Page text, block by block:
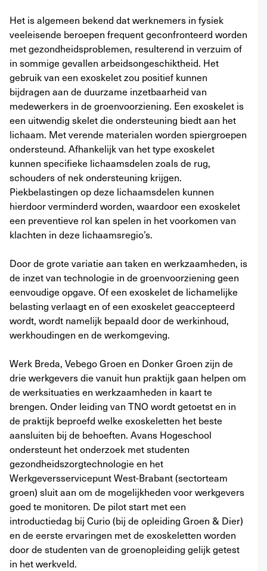
Het is algemeen bekend dat werknemers in fysiek
veeleisende beroepen frequent geconfronteerd worden
met gezondheidsproblemen, resulterend in verzuim of
in sommige gevallen arbeidsongeschiktheid. Het
gebruik van een exoskelet zou positief kunnen
bijdragen aan de duurzame inzetbaarheid van
medewerkers in de groenvoorziening. Een exoskelet is
een uitwendig skelet die ondersteuning biedt aan het
lichaam. Met verende materialen worden spiergroepen
ondersteund. Afhankelijk van het type exoskelet
kunnen specifieke lichaamsdelen zoals de rug,
schouders of nek ondersteuning krijgen.
Piekbelastingen op deze lichaamsdelen kunnen
hierdoor verminderd worden, waardoor een exoskelet
een preventieve rol kan spelen in het voorkomen van
klachten in deze lichaamsregio’s.
Door de grote variatie aan taken en werkzaamheden, is
de inzet van technologie in de groenvoorziening geen
eenvoudige opgave. Of een exoskelet de lichamelijke
belasting verlaagt en of een exoskelet geaccepteerd
wordt, wordt namelijk bepaald door de werkinhoud,
werkhoudingen en de werkomgeving.
Werk Breda, Vebego Groen en Donker Groen zijn de
drie werkgevers die vanuit hun praktijk gaan helpen om
de werksituaties en werkzaamheden in kaart te
brengen. Onder leiding van TNO wordt getoetst en in
de praktijk beproefd welke exoskeletten het beste
aansluiten bij de behoeften. Avans Hogeschool
ondersteunt het onderzoek met studenten
gezondheidszorgtechnologie en het
Werkgeversservicepunt West-Brabant (sectorteam
groen) sluit aan om de mogelijkheden voor werkgevers
goed te monitoren. De pilot start met een
introductiedag bij Curio (bij de opleiding Groen & Dier)
en de eerste ervaringen met de exoskeletten worden
door de studenten van de groenopleiding gelijk getest
in het werkveld.